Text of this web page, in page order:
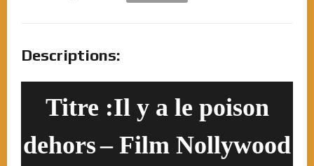
Descriptions:
Titre :Il y a le poison
dehors– Film Nollywood